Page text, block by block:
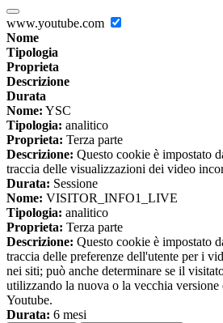
www.youtube.com
Nome
Tipologia
Proprieta
Descrizione
Durata
Nome: YSC
Tipologia: analitico
Proprieta: Terza parte
Descrizione: Questo cookie è impostato
traccia delle visualizzazioni dei video
Durata: Sessione
Nome: VISITOR_INFO1_LIVE
Tipologia: analitico
Proprieta: Terza parte
Descrizione: Questo cookie è impostato
traccia delle preferenze dell'utente per i
nei siti; può anche determinare se il
utilizzando la nuova o la vecchia
Youtube.
Durata: 6 mesi